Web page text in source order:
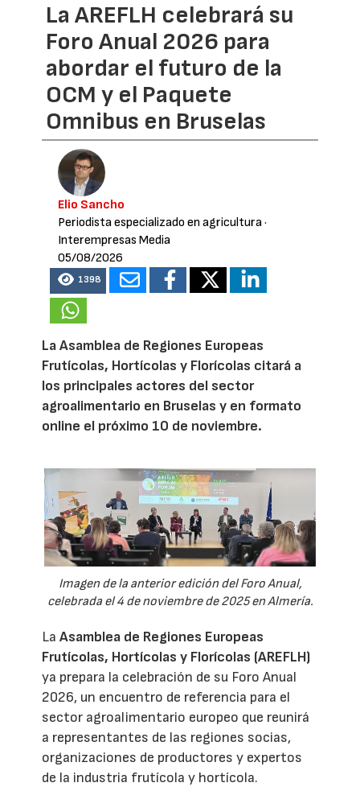
La AREFLH celebrará su
Foro Anual 2026 para
abordar el futuro de la
OCM y el Paquete
Omnibus en Bruselas
Elio Sancho
Periodista especializado en agricultura·
Interempresas Media
05/08/2026
1398
La Asamblea de Regiones Europeas
Frutícolas, Hortícolas y Florícolas citará a
los principales actores del sector
agroalimentario en Bruselas y en formato
online el próximo 10 de noviembre.
Imagen de la anterior edición del Foro Anual,
celebrada el 4 de noviembre de 2025 en Almería.
LaAsamblea de Regiones Europeas
Frutícolas, Hortícolas y Florícolas (AREFLH)
ya prepara la celebración de su Foro Anual
2026, un encuentro de referencia para el
sector agroalimentario europeo que reunirá
a representantes de las regiones socias,
organizaciones de productores y expertos
de la industria frutícola y hortícola.